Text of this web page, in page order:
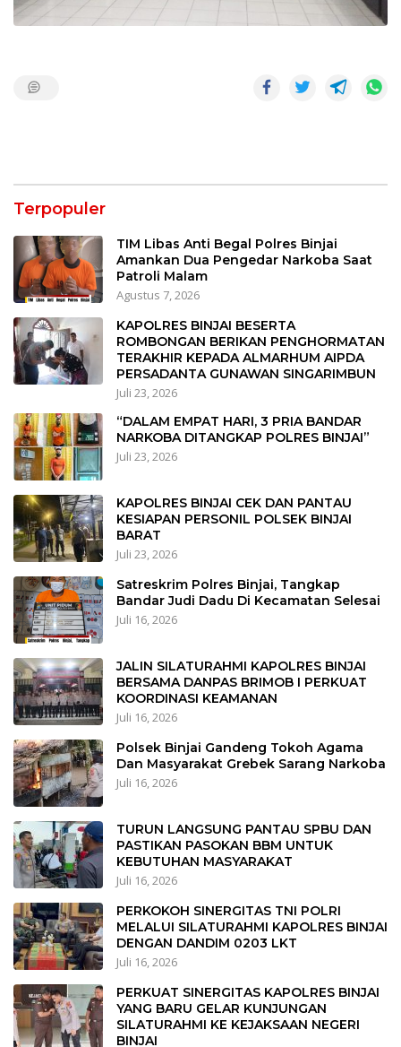
Terpopuler
TIM Libas Anti Begal Polres Binjai
Amankan Dua Pengedar Narkoba Saat
Patroli Malam
Agustus 7, 2026
KAPOLRES BINJAI BESERTA
ROMBONGAN BERIKAN PENGHORMATAN
TERAKHIR KEPADA ALMARHUM AIPDA
PERSADANTA GUNAWAN SINGARIMBUN
Juli 23, 2026
“DALAM EMPAT HARI, 3 PRIA BANDAR
NARKOBA DITANGKAP POLRES BINJAI”
Juli 23, 2026
KAPOLRES BINJAI CEK DAN PANTAU
KESIAPAN PERSONIL POLSEK BINJAI
BARAT
Juli 23, 2026
Satreskrim Polres Binjai, Tangkap
Bandar Judi Dadu Di Kecamatan Selesai
Juli 16, 2026
JALIN SILATURAHMI KAPOLRES BINJAI
BERSAMA DANPAS BRIMOB I PERKUAT
KOORDINASI KEAMANAN
Juli 16, 2026
Polsek Binjai Gandeng Tokoh Agama
Dan Masyarakat Grebek Sarang Narkoba
Juli 16, 2026
TURUN LANGSUNG PANTAU SPBU DAN
PASTIKAN PASOKAN BBM UNTUK
KEBUTUHAN MASYARAKAT
Juli 16, 2026
PERKOKOH SINERGITAS TNI POLRI
MELALUI SILATURAHMI KAPOLRES BINJAI
DENGAN DANDIM 0203 LKT
Juli 16, 2026
PERKUAT SINERGITAS KAPOLRES BINJAI
YANG BARU GELAR KUNJUNGAN
SILATURAHMI KE KEJAKSAAN NEGERI
BINJAI